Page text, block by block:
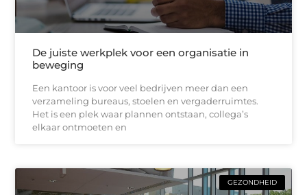
De juiste werkplek voor een organisatie in
beweging
Een kantoor is voor veel bedrijven meer dan een
verzameling bureaus, stoelen en vergaderruimtes.
Het is een plek waar plannen ontstaan, collega’s
elkaar ontmoeten en
GEZONDHEID